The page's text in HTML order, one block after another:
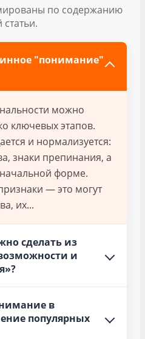
по содержанию
статьи.
"понимание"
можно
ключевых этапов.
и нормализуется:
знаки препинания, а
форме.
— это могут
их...
сделать из
и
в
популярных